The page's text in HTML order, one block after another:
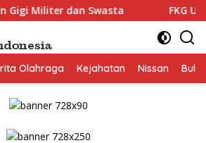
FKG Unpad Gandeng
Olahraga Kejahatan Nissan